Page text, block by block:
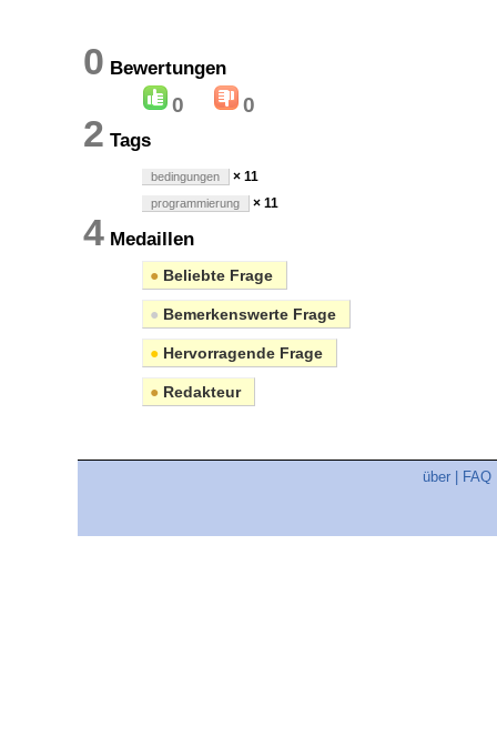
0 Bewertungen
0 0
2 Tags
bedingungen × 11
programmierung × 11
4 Medaillen
● Beliebte Frage
● Bemerkenswerte Frage
● Hervorragende Frage
● Redakteur
über FAQ